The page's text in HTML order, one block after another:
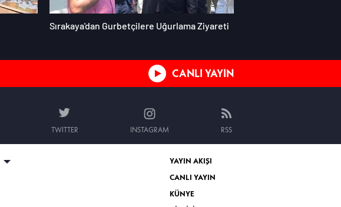
Sırakaya'dan Gurbetçilere Uğurlama Ziyareti
CANLI YAYIN
TWITTER INSTAGRAM RSS
YAYIN AKIŞI
CANLI YAYIN
KÜNYE